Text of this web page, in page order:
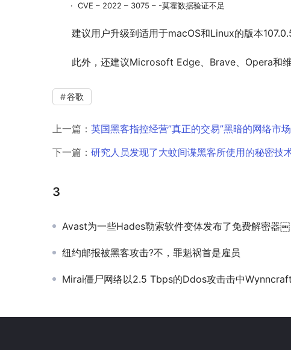
·  CVE – 2022 – 3075 – -莫霍数据验证不足
建议用户升级到适用于macOS和Linux的版本
此外，还建议Microsoft Edge、Brave、Opera和
谷歌
上一篇： 英国黑客指控经营”真正的交易”黑暗的网络市场
下一篇： 研究人员发现了大蚊间谍黑客所使用的秘密技
3
Avast为一些Hades勒索软件变体发布了免费解密器￼
纽约邮报被黑客攻击?不，罪魁祸首是雇员
Mirai僵尸网络以2.5 Tbps的Ddos攻击击中